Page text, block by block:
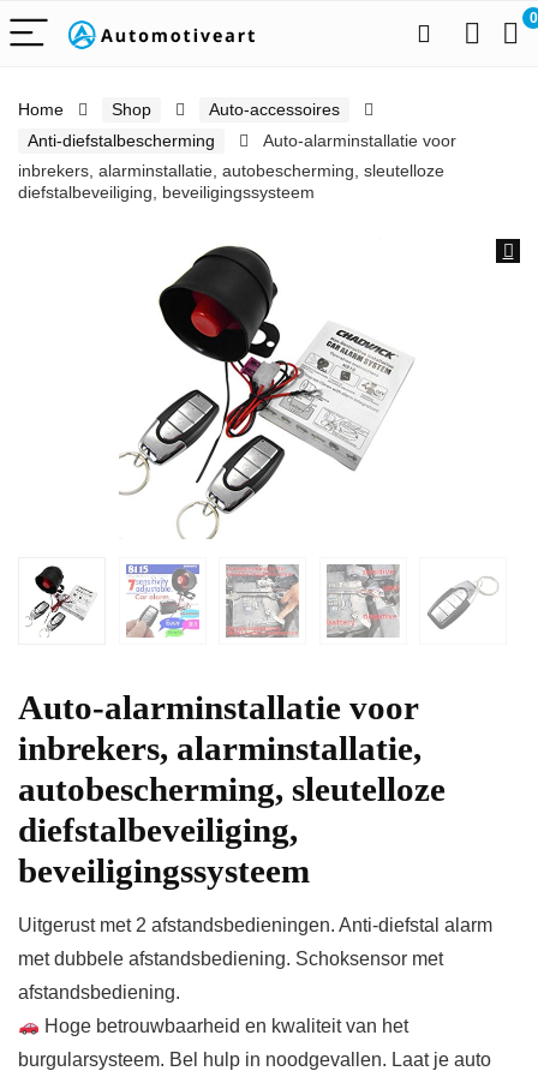
0
Home Shop
Auto-accessoires
Anti-diefstalbescherming
Auto-alarminstallatie voor
inbrekers, alarminstallatie, autobescherming, sleutelloze
diefstalbeveiliging, beveiligingssysteem
Auto-alarminstallatie voor
inbrekers, alarminstallatie,
autobescherming, sleutelloze
diefstalbeveiliging,
beveiligingssysteem
Uitgerust met 2 afstandsbedieningen. Anti-diefstal alarm
met dubbele afstandsbediening. Schoksensor met
afstandsbediening.
Hoge betrouwbaarheid en kwaliteit van het
burgularsysteem. Bel hulp in noodgevallen. Laat je auto